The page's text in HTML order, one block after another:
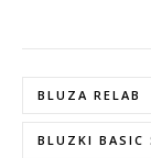
BLUZA RELAB
BLUZKI BASIC